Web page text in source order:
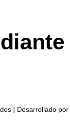
| Desarrollado por